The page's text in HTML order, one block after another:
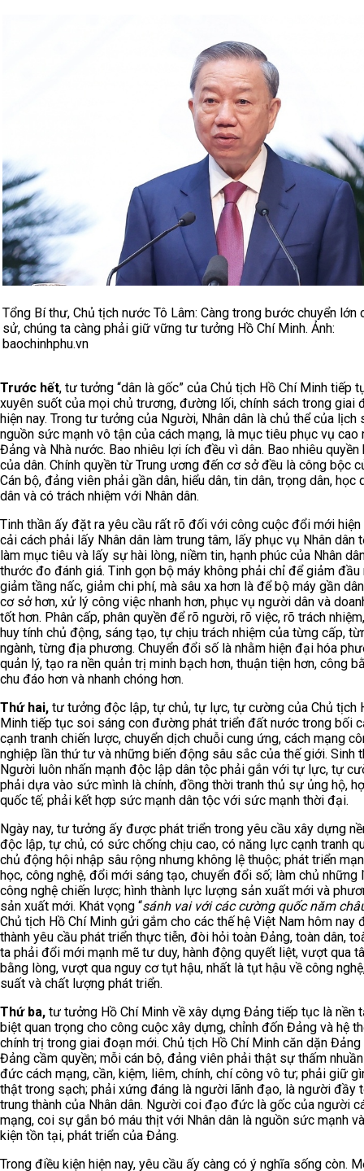
Tổng Bí thư, Chủ tịch nước Tô Lâm: Càng trong bước chuyển lớn
sử, chúng ta càng phải giữ vững tư tưởng Hồ Chí Minh. Ảnh:
baochinhphu.vn
Trước hết, tư tưởng “dân là gốc” của Chủ tịch Hồ Chí Minh tiếp
xuyên suốt của mọi chủ trương, đường lối, chính sách trong giai
hiện nay. Trong tư tưởng của Người, Nhân dân là chủ thể của lịch
nguồn sức mạnh vô tận của cách mạng, là mục tiêu phục vụ cao
Đảng và Nhà nước. Bao nhiêu lợi ích đều vì dân. Bao nhiêu quyền
của dân. Chính quyền từ Trung ương đến cơ sở đều là công bộc
Cán bộ, đảng viên phải gần dân, hiểu dân, tin dân, trọng dân, học
dân và có trách nhiệm với Nhân dân.
Tinh thần ấy đặt ra yêu cầu rất rõ đối với công cuộc đổi mới hiện
cải cách phải lấy Nhân dân làm trung tâm, lấy phục vụ Nhân dân
làm mục tiêu và lấy sự hài lòng, niềm tin, hạnh phúc của Nhân
thước đo đánh giá. Tinh gọn bộ máy không phải chỉ để giảm đầu
giảm tầng nấc, giảm chi phí, mà sâu xa hơn là để bộ máy gần
cơ sở hơn, xử lý công việc nhanh hơn, phục vụ người dân và
tốt hơn. Phân cấp, phân quyền để rõ người, rõ việc, rõ trách
huy tính chủ động, sáng tạo, tự chịu trách nhiệm của từng cấp,
ngành, từng địa phương. Chuyển đổi số là nhằm hiện đại hóa
quản lý, tạo ra nền quản trị minh bạch hơn, thuận tiện hơn, công
chu đáo hơn và nhanh chóng hơn.
Thứ hai, tư tưởng độc lập, tự chủ, tự lực, tự cường của Chủ tịch
Minh tiếp tục soi sáng con đường phát triển đất nước trong bối
cạnh tranh chiến lược, chuyển dịch chuỗi cung ứng, cách mạng
nghiệp lần thứ tư và những biến động sâu sắc của thế giới. Sinh
Người luôn nhấn mạnh độc lập dân tộc phải gắn với tự lực, tự
phải dựa vào sức mình là chính, đồng thời tranh thủ sự ủng hộ,
quốc tế; phải kết hợp sức mạnh dân tộc với sức mạnh thời đại.
Ngày nay, tư tưởng ấy được phát triển trong yêu cầu xây dựng
độc lập, tự chủ, có sức chống chịu cao, có năng lực cạnh tranh
chủ động hội nhập sâu rộng nhưng không lệ thuộc; phát triển
học, công nghệ, đổi mới sáng tạo, chuyển đổi số; làm chủ những
công nghệ chiến lược; hình thành lực lượng sản xuất mới và
sản xuất mới. Khát vọng “sánh vai với các cường quốc năm
Chủ tịch Hồ Chí Minh gửi gắm cho các thế hệ Việt Nam hôm nay
thành yêu cầu phát triển thực tiễn, đòi hỏi toàn Đảng, toàn dân,
ta phải đổi mới mạnh mẽ tư duy, hành động quyết liệt, vượt qua
bằng lòng, vượt qua nguy cơ tụt hậu, nhất là tụt hậu về công
suất và chất lượng phát triển.
Thứ ba, tư tưởng Hồ Chí Minh về xây dựng Đảng tiếp tục là nền
biệt quan trọng cho công cuộc xây dựng, chỉnh đốn Đảng và hệ
chính trị trong giai đoạn mới. Chủ tịch Hồ Chí Minh căn dặn Đảng
Đảng cầm quyền; mỗi cán bộ, đảng viên phải thật sự thấm
đức cách mạng, cần, kiệm, liêm, chính, chí công vô tư; phải giữ
thật trong sạch; phải xứng đáng là người lãnh đạo, là người đầy
trung thành của Nhân dân. Người coi đạo đức là gốc của người
mạng, coi sự gắn bó máu thịt với Nhân dân là nguồn sức mạnh
kiện tồn tại, phát triển của Đảng.
Trong điều kiện hiện nay, yêu cầu ấy càng có ý nghĩa sống còn.